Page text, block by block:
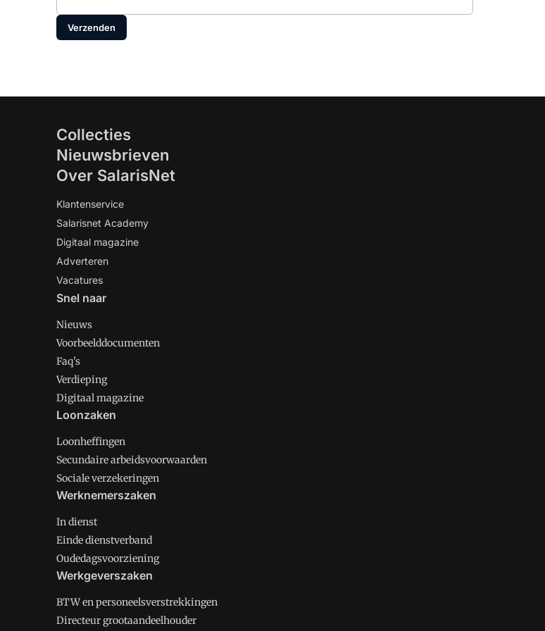
Verzenden
Collecties
Nieuwsbrieven
Over SalarisNet
Klantenservice
Salarisnet Academy
Digitaal magazine
Adverteren
Vacatures
Snel naar
Nieuws
Voorbeelddocumenten
Faq's
Verdieping
Digitaal magazine
Loonzaken
Loonheffingen
Secundaire arbeidsvoorwaarden
Sociale verzekeringen
Werknemerszaken
In dienst
Einde dienstverband
Oudedagsvoorziening
Werkgeverszaken
BTW en personeelsverstrekkingen
Directeur grootaandeelhouder